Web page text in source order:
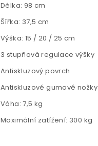
Délka: 98 cm
Šířka: 37,5 cm
Výška: 15 / 20 / 25 cm
3 stupňová regulace výšky
Antiskluzový povrch
Antiskluzové gumové nožky
Váha: 7,5 kg
Maximální zatížení: 300 kg